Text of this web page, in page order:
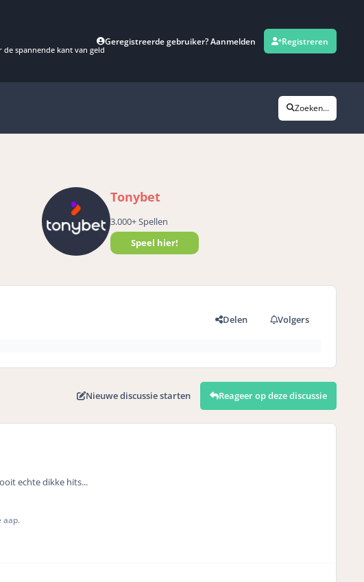
spannende kant van geld
Geregistreerde gebruiker? Aanmelden Registreren
Zoeken...
Tonybet
3.000+ Spellen
Speel hier!
Delen Volgers
Nieuwe discussie starten Reageer op deze discussie
echte dikke hits...
aap.